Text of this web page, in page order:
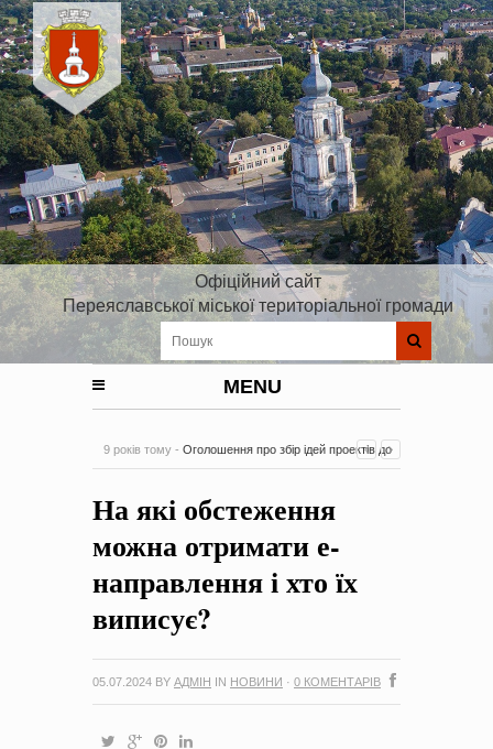
Офіційний сайт
Переяславської міської територіальної громади
MENU
9 років тому - Оголошення про збір ідей проектів до
на період 2018 – 2020 роки Оголошення про збір ідей
На які обстеження
можна отримати е-
направлення і хто їх
виписує?
05.07.2024 BY АДМІН IN НОВИНИ · 0 КОМЕНТАРІВ